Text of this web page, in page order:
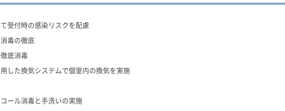
受付時の感染リスクを配慮
毒の徹底
底消毒
した換気システムで個室内の換気を実施
ール消毒と手洗いの実施